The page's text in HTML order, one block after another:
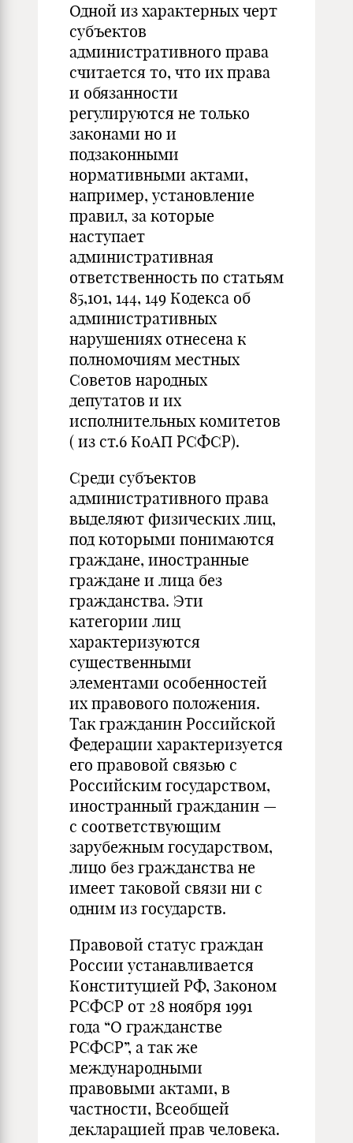
Одной из характерных черт
субъектов
административного права
считается то, что их права
и обязанности
регулируются не только
законами но и
подзаконными
нормативными актами,
например, установление
правил, за которые
наступает
административная
ответственность по статьям
85,101, 144, 149 Кодекса об
административных
нарушениях отнесена к
полномочиям местных
Советов народных
депутатов и их
исполнительных комитетов
( из ст.6 КоАП РСФСР).
Среди субъектов
административного права
выделяют физических лиц,
под которыми понимаются
граждане, иностранные
граждане и лица без
гражданства. Эти
категории лиц
характеризуются
существенными
элементами особенностей
их правового положения.
Так гражданин Российской
Федерации характеризуется
его правовой связью с
Российским государством,
иностранный гражданин —
с соответствующим
зарубежным государством,
лицо без гражданства не
имеет таковой связи ни с
одним из государств.
Правовой статус граждан
России устанавливается
Конституцией РФ, Законом
РСФСР от 28 ноября 1991
года “О гражданстве
РСФСР”, а так же
международными
правовыми актами, в
частности, Всеобщей
декларацией прав человека.